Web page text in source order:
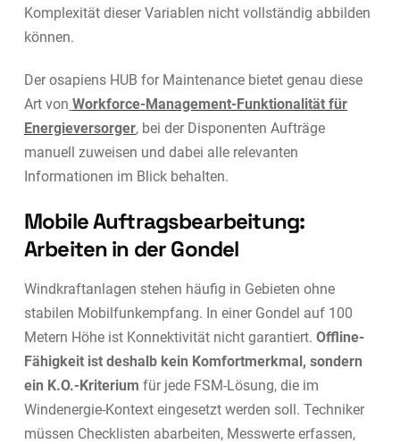
Komplexität dieser Variablen nicht vollständig abbilden
können.
Der osapiens HUB for Maintenance bietet genau diese
Art von Workforce-Management-Funktionalität für
Energieversorger, bei der Disponenten Aufträge
manuell zuweisen und dabei alle relevanten
Informationen im Blick behalten.
Mobile Auftragsbearbeitung:
Arbeiten in der Gondel
Windkraftanlagen stehen häufig in Gebieten ohne
stabilen Mobilfunkempfang. In einer Gondel auf 100
Metern Höhe ist Konnektivität nicht garantiert. Offline-
Fähigkeit ist deshalb kein Komfortmerkmal, sondern
ein K.O.-Kriterium für jede FSM-Lösung, die im
Windenergie-Kontext eingesetzt werden soll. Techniker
müssen Checklisten abarbeiten, Messwerte erfassen,